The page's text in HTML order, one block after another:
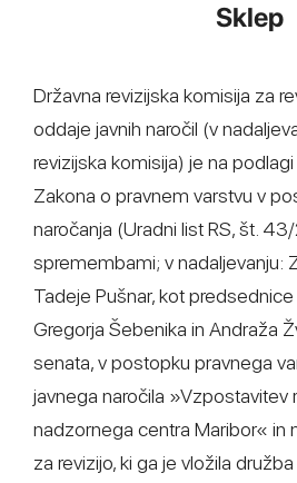
Sklep
Državna revizijska komisija za
oddaje javnih naročil (v
revizijska komisija) je na
Zakona o pravnem varstvu v
naročanja (Uradni list RS, št.
spremembami; v nadaljevanju:
Tadeje Pušnar, kot
Gregorja Šebenika in Andraža
senata, v postopku pravnega
javnega naročila »Vzpostavitev
nadzornega centra Maribor« in
za revizijo, ki ga je vložila